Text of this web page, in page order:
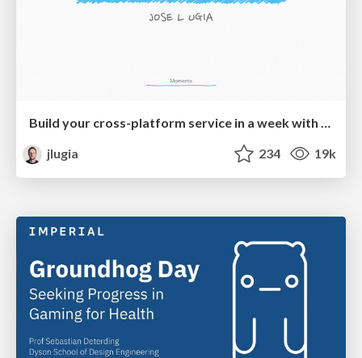
Build your cross-platform service in a week with App Engine
jlugia
234 19k